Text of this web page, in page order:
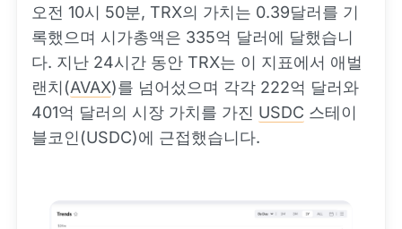
오전 10시 50분, TRX의 가치는 0.39달러를 기
록했으며 시가총액은 335억 달러에 달했습니
다. 지난 24시간 동안 TRX는 이 지표에서 애벌
랜치(AVAX)를 넘어섰으며 각각 222억 달러와
401억 달러의 시장 가치를 가진 USDC 스테이
블코인(USDC)에 근접했습니다.